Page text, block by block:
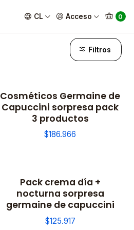
CL Acceso 0
Filtros
Cosméticos Germaine de
Capuccini sorpresa pack
3 productos
$186.966
Pack crema día +
nocturna sorpresa
germaine de capuccini
$125.917